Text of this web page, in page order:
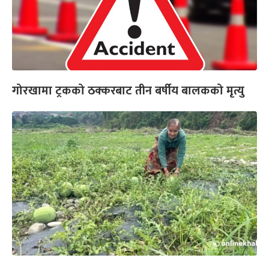
गोरखामा ट्रकको ठक्करबाट तीन बर्षीय बालकको मृत्यु